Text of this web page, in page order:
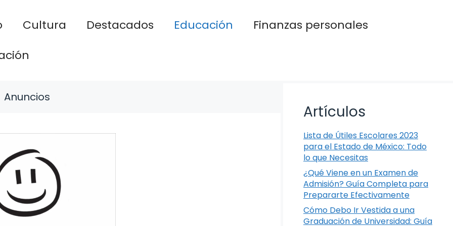
Cultura Destacados Educación
Finanzas personales
Anuncios
Artículos
Lista de Útiles Escolares 2023
para el Estado de México: Todo
lo que Necesitas
¿Qué Viene en un Examen de
Admisión? Guía Completa para
Prepararte Efectivamente
Cómo Debo Ir Vestida a una
Graduación de Universidad: Guía